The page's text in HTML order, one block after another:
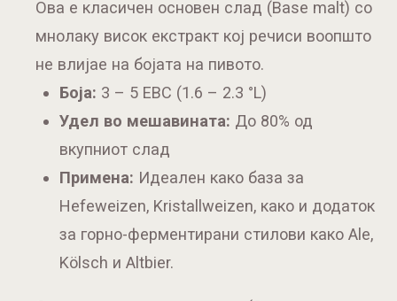
Ова е класичен основен слад (Base malt) со
мнолаку висок екстракт кој речиси воопшто
не влијае на бојата на пивото.
Боја: 3 – 5 EBC (1.6 – 2.3 °L)
Удел во мешавината: До 80% од
вкупниот слад
Примена: Идеален како база за
Hefeweizen, Kristallweizen, како и додаток
за горно-ферментирани стилови како Ale,
Kölsch и Altbier.